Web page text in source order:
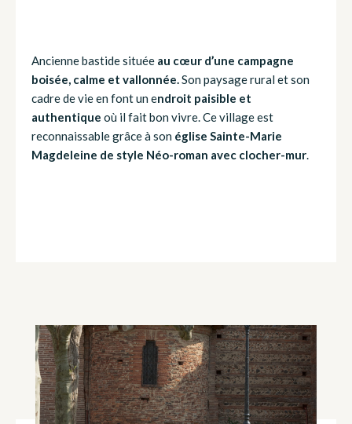
Ancienne bastide située au cœur d’une campagne
boisée, calme et vallonnée.Son paysage rural et son
cadre de vie en font un endroit paisible et
authentique où il fait bon vivre. Ce village est
reconnaissable grâce à son église Sainte-Marie
Magdeleine de style Néo-roman avec clocher-mur.